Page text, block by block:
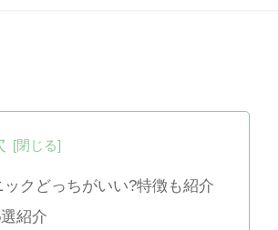
クどっちがいい?特徴も紹介
紹介